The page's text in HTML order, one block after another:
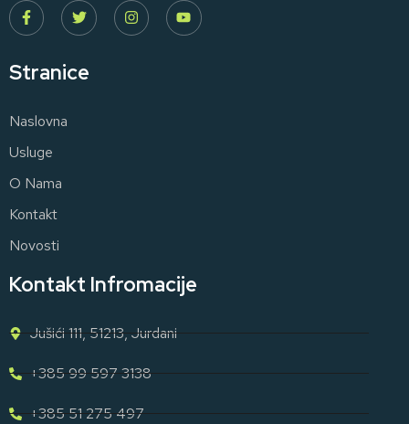
Stranice
Naslovna
Usluge
O Nama
Kontakt
Novosti
Kontakt Infromacije
Jušići 111, 51213, Jurdani
+385 99 597 3138
+385 51 275 497